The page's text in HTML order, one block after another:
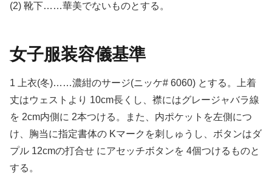
(2) 靴下……華美でないものとする。
女子服装容儀基準
1 上衣(冬)……濃紺のサージ(ニッケ# 6060) とする。上着
丈はウェストより 10cm長くし、襟にはグレージャバラ線
を 2cm内側に 2本つける。また、内ポケットを左側につ
け、胸当に指定書体の Kマークを刺しゅうし、ボタンはダ
プル 12cmの打合せ にアセッチボタンを 4個つけるものと
する。